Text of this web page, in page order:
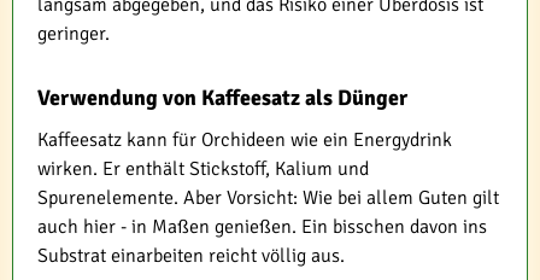
langsam abgegeben, und das Risiko einer Überdosis ist
geringer.
Verwendung von Kaffeesatz als Dünger
Kaffeesatz kann für Orchideen wie ein Energydrink
wirken. Er enthält Stickstoff, Kalium und
Spurenelemente. Aber Vorsicht: Wie bei allem Guten gilt
auch hier - in Maßen genießen. Ein bisschen davon ins
Substrat einarbeiten reicht völlig aus.